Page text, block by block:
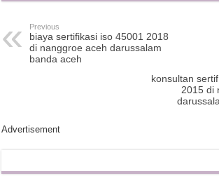
Previous
biaya sertifikasi iso 45001 2018
di nanggroe aceh darussalam
banda aceh
konsultan
2015 di
Advertisement